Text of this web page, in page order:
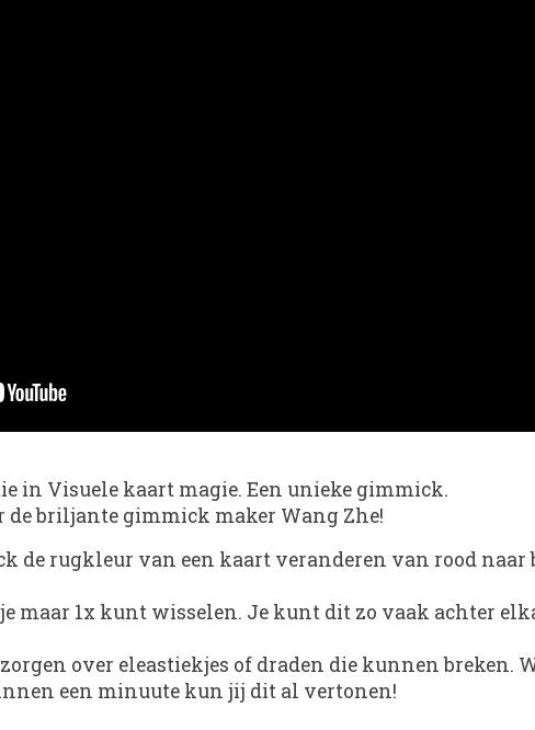
in Visuele kaart magie. Een unieke gimmick.
de briljante gimmick maker Wang Zhe!
de rugkleur van een kaart veranderen van rood naar
maar 1x kunt wisselen. Je kunt dit zo vaak achter
over eleastiekjes of draden die kunnen breken.
een minuute kun jij dit al vertonen!